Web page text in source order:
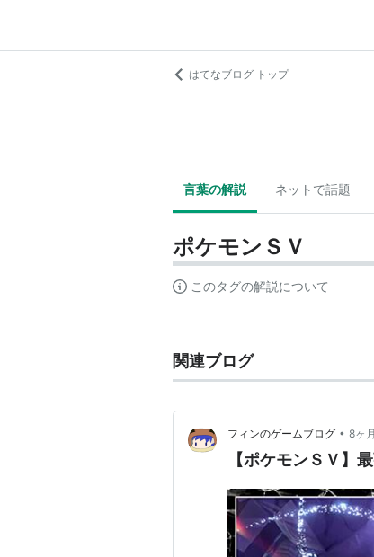
はてなブログ トップ
言葉の解説 ネットで話題
ポケモンＳＶ
このタグの解説について
関連ブログ
フィンのゲームブログ • 8ヶ
【ポケモンＳＶ】